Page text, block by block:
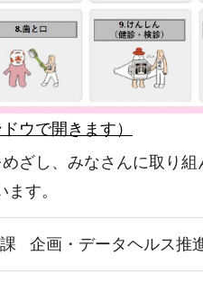
ウで開きます）
ざし、みなさんに取り
す。
企画・データヘルス推